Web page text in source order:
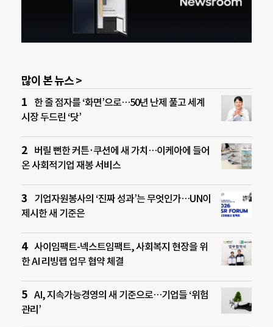
많이 본 뉴스 >
한 줄 점자를 ‘화면’으로…50년 난제 풀고 세계
시장 두드린 ‘닷’
버릴 뻔한 커튼·쿠션에 새 가치…이케아에 들어
온 사회적기업 재봉 서비스
기업자원봉사의 ‘진짜 성과’는 무엇인가…UN이
제시한 새 기준은
사이임팩트-넥스트임팩트, 사회복지 현장을 위
한 AI 리빙랩 업무 협약 체결
AI, 지속가능경영의 새 기준으로…기업들 ‘위험
관리’